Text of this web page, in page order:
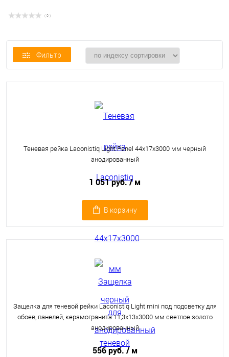
( 0 )
Фильтр
Теневая рейка Laconistiq Light Panel 44x17x3000 мм черный
анодированный
1 051 руб./ м
В корзину
Защелка для теневой рейки Laconistiq Light mini под подсветку для
обоев, панелей, керамогранита 11,3х13х3000 мм светлое золото
анодированный
556 руб./ м